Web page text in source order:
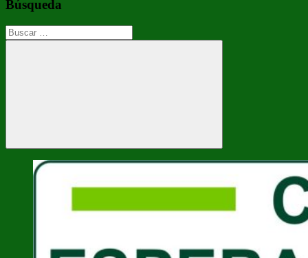
Búsqueda
Buscar:
Buscar